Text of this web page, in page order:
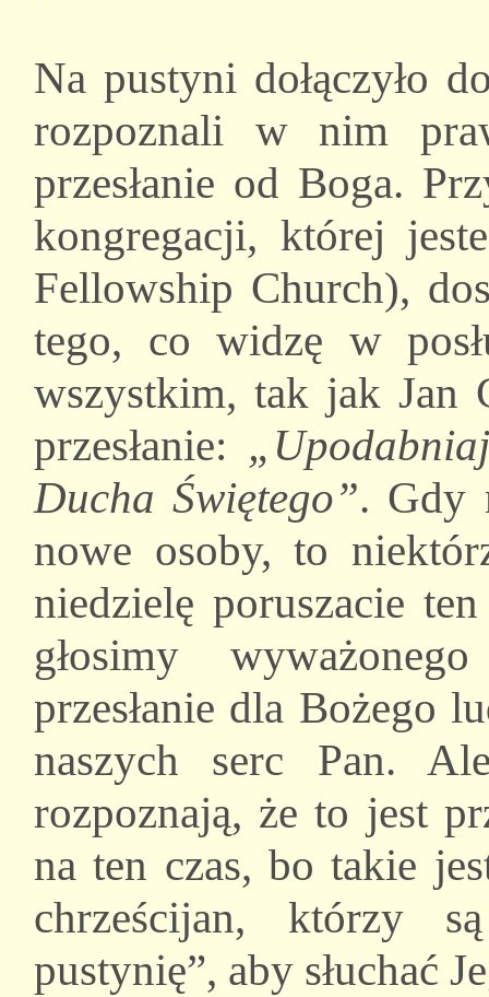
Na pustyni dołączyło
rozpoznali w nim
przesłanie od Boga.
kongregacji, której
Fellowship Church),
tego, co widzę w
wszystkim, tak jak Jan
przesłanie:
Ducha Świętego”. Gdy
nowe osoby, to
niedzielę poruszacie
głosimy
przesłanie dla Bożego
naszych serc Pan.
rozpoznają, że to jest
na ten czas, bo takie
chrześcijan, którzy
pustynię”, aby słuchać